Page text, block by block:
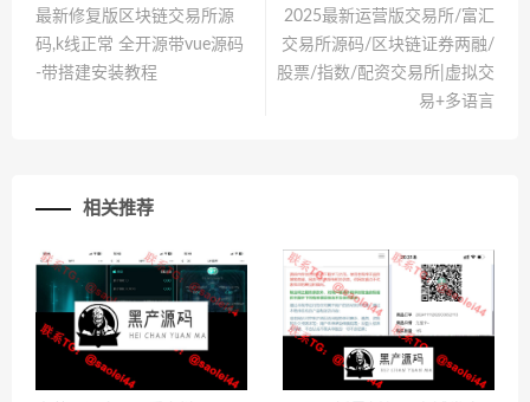
最新修复版区块链交易所源
码,k线正常 全开源带vue源码
-带搭建安装教程
2025最新运营版交易所/富汇
交易所源码/区块链证券两融/
股票/指数/配资交易所|虚拟交
易+多语言
相关推荐